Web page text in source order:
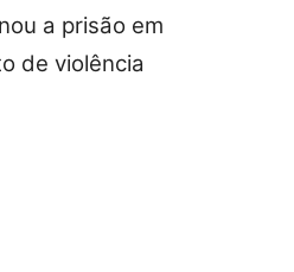
a prisão em
de violência